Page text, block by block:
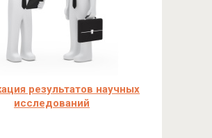
результатов научных
исследований